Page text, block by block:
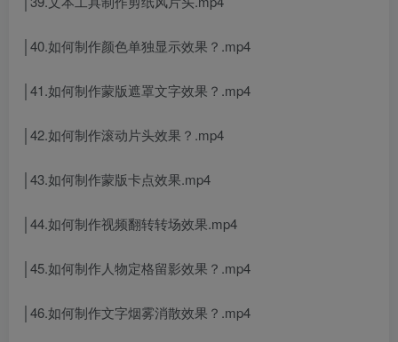
│40.如何制作颜色单独显示效果？.mp4
│41.如何制作蒙版遮罩文字效果？.mp4
│42.如何制作滚动片头效果？.mp4
│43.如何制作蒙版卡点效果.mp4
│44.如何制作视频翻转转场效果.mp4
│45.如何制作人物定格留影效果？.mp4
│46.如何制作文字烟雾消散效果？.mp4